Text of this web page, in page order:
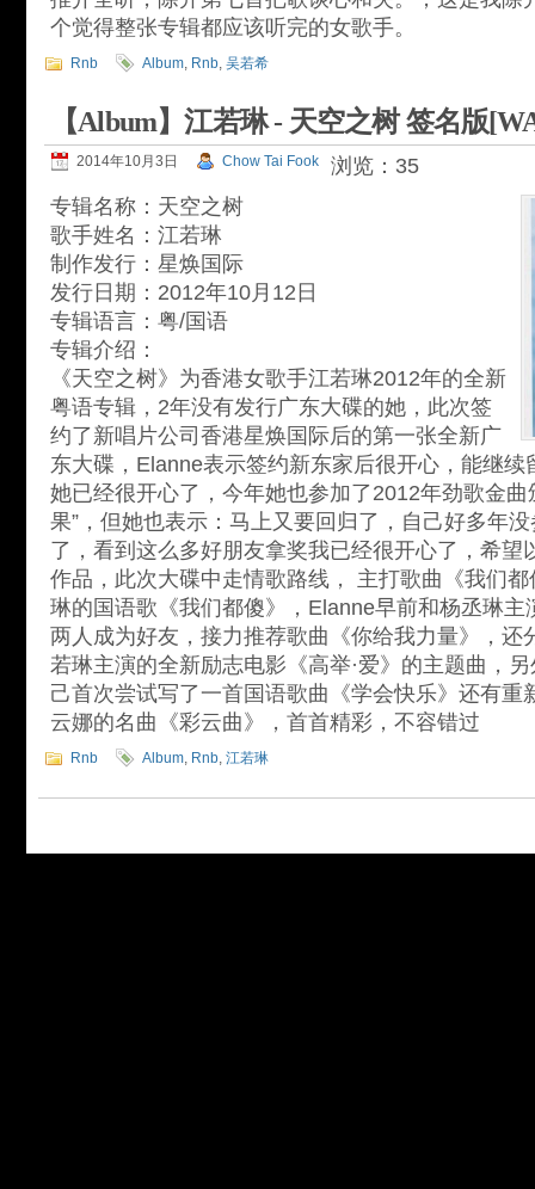
个觉得整张专辑都应该听完的女歌手。
Rnb Album, Rnb, 吴若希
【Album】江若琳 - 天空之树 签名版
2014年10月3日 Chow Tai Fook
浏览：35
专辑名称：天空之树
歌手姓名：江若琳
制作发行：星焕国际
发行日期：2012年10月12日
专辑语言：粤/国语
专辑介绍：
《天空之树》为香港女歌手江若琳2012年的全新
粤语专辑，2年没有发行广东大碟的她，此次签
约了新唱片公司香港星焕国际后的第一张全新广
东大碟，Elanne表示签约新东家后很开心，能继
她已经很开心了，今年她也参加了2012年劲歌金曲
果”，但她也表示：马上又要回归了，自己好多年
了，看到这么多好朋友拿奖我已经很开心了，希望
作品，此次大碟中走情歌路线， 主打歌曲《我们
琳的国语歌《我们都傻》，Elanne早前和杨丞琳主
两人成为好友，接力推荐歌曲《你给我力量》，还
若琳主演的全新励志电影《高举·爱》的主题曲，
己首次尝试写了一首国语歌曲《学会快乐》还有重
云娜的名曲《彩云曲》，首首精彩，不容错过
Rnb Album, Rnb, 江若琳